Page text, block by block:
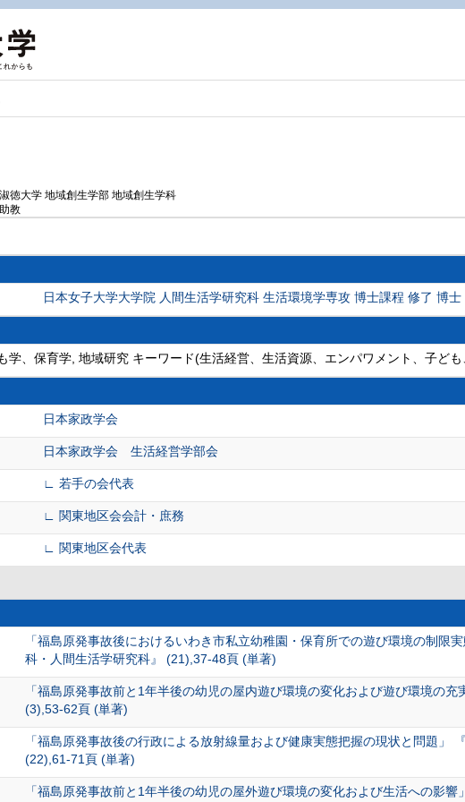
淑徳大学 地域創生学部 地域創生学科
助教
日本女子大学大学院 人間生活学研究科 生活環境学専攻 博士課程 修了 博士
学、保育学, 地域研究 キーワード(生活経営、生活資源、エンパワメント、子ども
日本家政学会
日本家政学会 生活経営学部会
∟ 若手の会代表
∟ 関東地区会会計・庶務
∟ 関東地区会代表
「福島原発事故後におけるいわき市私立幼稚園・保育所での遊び環境の制
科・人間生活学研究科』 (21),37-48頁 (単著)
「福島原発事故前と1年半後の幼児の屋内遊び環境の変化および遊び環境の
(3),53-62頁 (単著)
「福島原発事故後の行政による放射線量および健康実態把握の現状と問題」
(22),61-71頁 (単著)
「福島原発事故前と1年半後の幼児の屋外遊び環境の変化および生活への影